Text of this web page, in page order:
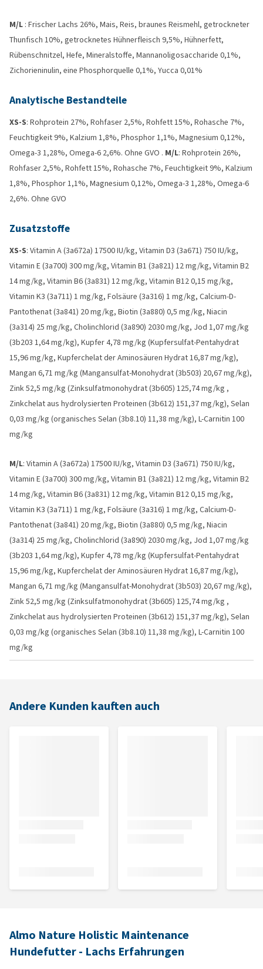
M/L : Frischer Lachs 26%, Mais, Reis, braunes Reismehl, getrockneter
Thunfisch 10%, getrocknetes Hühnerfleisch 9,5%, Hühnerfett,
Rübenschnitzel, Hefe, Mineralstoffe, Mannanoligosaccharide 0,1%,
Zichorieninulin, eine Phosphorquelle 0,1%, Yucca 0,01%
Analytische Bestandteile
XS-S: Rohprotein 27%, Rohfaser 2,5%, Rohfett 15%, Rohasche 7%,
Feuchtigkeit 9%, Kalzium 1,8%, Phosphor 1,1%, Magnesium 0,12%,
Omega-3 1,28%, Omega-6 2,6%. Ohne GVO . M/L: Rohprotein 26%,
Rohfaser 2,5%, Rohfett 15%, Rohasche 7%, Feuchtigkeit 9%, Kalzium
1,8%, Phosphor 1,1%, Magnesium 0,12%, Omega-3 1,28%, Omega-6
2,6%. Ohne GVO
Zusatzstoffe
XS-S: Vitamin A (3a672a) 17500 IU/kg, Vitamin D3 (3a671) 750 IU/kg,
Vitamin E (3a700) 300 mg/kg, Vitamin B1 (3a821) 12 mg/kg, Vitamin B2
14 mg/kg, Vitamin B6 (3a831) 12 mg/kg, Vitamin B12 0,15 mg/kg,
Vitamin K3 (3a711) 1 mg/kg, Folsäure (3a316) 1 mg/kg, Calcium-D-
Pantothenat (3a841) 20 mg/kg, Biotin (3a880) 0,5 mg/kg, Niacin
(3a314) 25 mg/kg, Cholinchlorid (3a890) 2030 mg/kg, Jod 1,07 mg/kg
(3b203 1,64 mg/kg), Kupfer 4,78 mg/kg (Kupfersulfat-Pentahydrat
15,96 mg/kg, Kupferchelat der Aminosäuren Hydrat 16,87 mg/kg),
Mangan 6,71 mg/kg (Mangansulfat-Monohydrat (3b503) 20,67 mg/kg),
Zink 52,5 mg/kg (Zinksulfatmonohydrat (3b605) 125,74 mg/kg ,
Zinkchelat aus hydrolysierten Proteinen (3b612) 151,37 mg/kg), Selan
0,03 mg/kg (organisches Selan (3b8.10) 11,38 mg/kg), L-Carnitin 100
mg/kg
M/L: Vitamin A (3a672a) 17500 IU/kg, Vitamin D3 (3a671) 750 IU/kg,
Vitamin E (3a700) 300 mg/kg, Vitamin B1 (3a821) 12 mg/kg, Vitamin B2
14 mg/kg, Vitamin B6 (3a831) 12 mg/kg, Vitamin B12 0,15 mg/kg,
Vitamin K3 (3a711) 1 mg/kg, Folsäure (3a316) 1 mg/kg, Calcium-D-
Pantothenat (3a841) 20 mg/kg, Biotin (3a880) 0,5 mg/kg, Niacin
(3a314) 25 mg/kg, Cholinchlorid (3a890) 2030 mg/kg, Jod 1,07 mg/kg
(3b203 1,64 mg/kg), Kupfer 4,78 mg/kg (Kupfersulfat-Pentahydrat
15,96 mg/kg, Kupferchelat der Aminosäuren Hydrat 16,87 mg/kg),
Mangan 6,71 mg/kg (Mangansulfat-Monohydrat (3b503) 20,67 mg/kg),
Zink 52,5 mg/kg (Zinksulfatmonohydrat (3b605) 125,74 mg/kg ,
Zinkchelat aus hydrolysierten Proteinen (3b612) 151,37 mg/kg), Selan
0,03 mg/kg (organisches Selan (3b8.10) 11,38 mg/kg), L-Carnitin 100
mg/kg
Andere Kunden kauften auch
Almo Nature Holistic Maintenance
Hundefutter - Lachs Erfahrungen